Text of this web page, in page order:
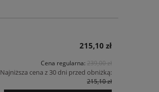
215,10 zł
Cena regularna: 239,00 zł
Najniższa cena z 30 dni przed obniżką:
215,10 zł